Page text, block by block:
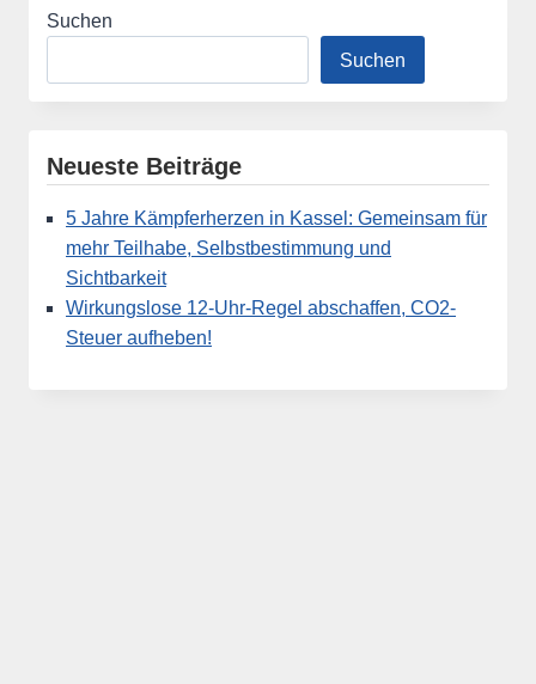
Suchen
Suchen
Neueste Beiträge
5 Jahre Kämpferherzen in Kassel: Gemeinsam für
mehr Teilhabe, Selbstbestimmung und
Sichtbarkeit
Wirkungslose 12-Uhr-Regel abschaffen, CO2-
Steuer aufheben!